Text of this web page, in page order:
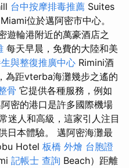
台中按摩排毒推薦 Suites
Miami位於邁阿密市中心。
遊輪港附近的萬豪酒店之
每天早晨，免費的大陸和美
與整復推廣中心 Rimini酒
為距vterba海灘幾步之遙的
骨 它提供各種服務，例如
密的港口是許多國際機場
迷人和高級，這家引人注目
日本體驗。 邁阿密海灘最
Hotel 板橋 外燴 台胞證
記帳士 查詢 Beach）距離